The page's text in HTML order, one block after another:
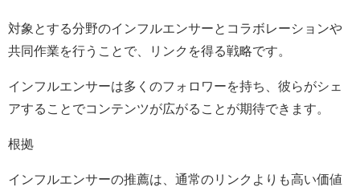
対象とする分野のインフルエンサーとコラボレーションや
共同作業を行うことで、リンクを得る戦略です。
インフルエンサーは多くのフォロワーを持ち、彼らがシェ
アすることでコンテンツが広がることが期待できます。
根拠
インフルエンサーの推薦は、通常のリンクよりも高い価値